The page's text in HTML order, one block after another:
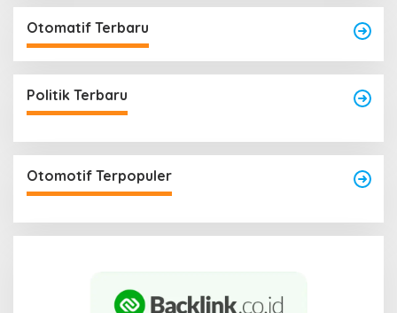
Otomatif Terbaru
Politik Terbaru
Otomotif Terpopuler